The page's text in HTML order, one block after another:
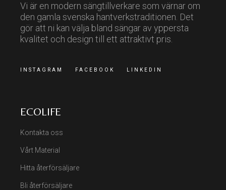
Vi är en modern sängtillverkare som värnar om
den gamla svenska hantverkstraditionen. Det
gör att ni kan välja bland sängar av yppersta
kvalitet och design till ett attraktivt pris.
INSTAGRAM FACEBOOK LINKEDIN
ECOLIFE
Kontakta oss
Vårt Material
Hitta återförsäljare
Bli återförsäljare